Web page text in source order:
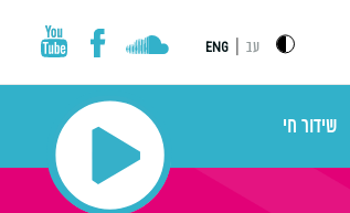
עב ENG
שידור חי